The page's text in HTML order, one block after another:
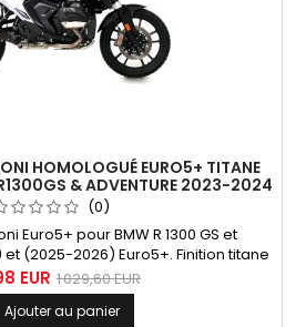
HOMOLOGUÉ EURO5+ TITANE
& ADVENTURE 2023-2024
2025-2026(0)
Euro5+ pour BMW R 1300 GS et
(2025-2026) Euro5+. Finition titane
de performance, de légèreté et un
compatible avec la bagagerie
d'origne BMW.
EUR 1 029,60 EUR
Ajouter au panier